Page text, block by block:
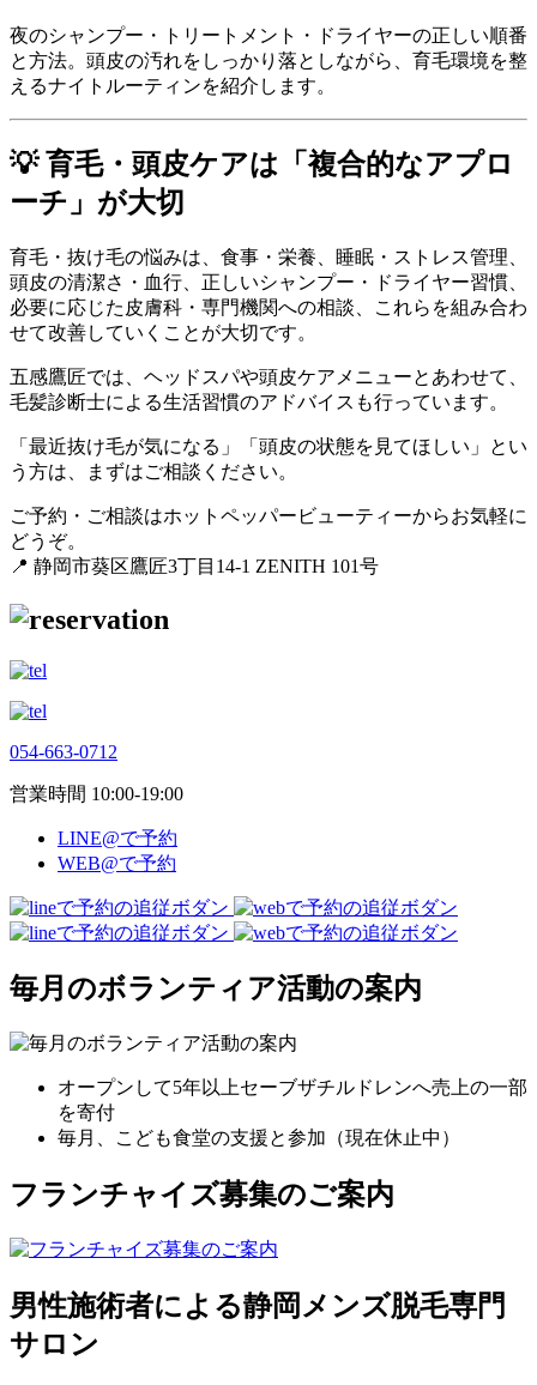
夜のシャンプー・トリートメント・ドライヤーの正しい順番
と方法。頭皮の汚れをしっかり落としながら、育毛環境を整
えるナイトルーティンを紹介します。
💡 育毛・頭皮ケアは「複合的なアプロ
ーチ」が大切
育毛・抜け毛の悩みは、食事・栄養、睡眠・ストレス管理、
頭皮の清潔さ・血行、正しいシャンプー・ドライヤー習慣、
必要に応じた皮膚科・専門機関への相談、これらを組み合わ
せて改善していくことが大切です。
五感鷹匠では、ヘッドスパや頭皮ケアメニューとあわせて、
毛髪診断士による生活習慣のアドバイスも行っています。
「最近抜け毛が気になる」「頭皮の状態を見てほしい」とい
う方は、まずはご相談ください。
ご予約・ご相談はホットペッパービューティーからお気軽に
どうぞ。
📍 静岡市葵区鷹匠3丁目14-1 ZENITH 101号
054-663-0712
営業時間 10:00-19:00
LINE@で予約
WEB@で予約
毎月のボランティア活動の案内
オープンして5年以上セーブザチルドレンへ売上の一部
を寄付
毎月、こども食堂の支援と参加（現在休止中）
フランチャイズ募集のご案内
男性施術者による静岡メンズ脱毛専門
サロン